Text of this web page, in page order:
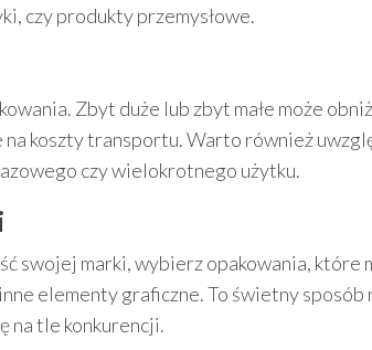
czy produkty przemysłowe.
Zbyt duże lub zbyt małe może
koszty transportu. Warto również
czy wielokrotnego użytku.
swojej marki, wybierz opakowania, które
elementy graficzne. To świetny sposób
na tle konkurencji.